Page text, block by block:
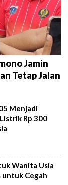
Jamin
Tetap Jalan
Menjadi
Rp 300
Wanita Usia
untuk Cegah